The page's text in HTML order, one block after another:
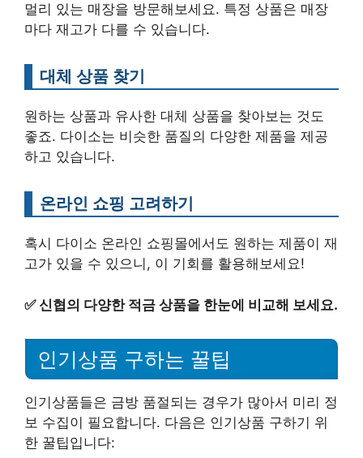
멀리 있는 매장을 방문해보세요. 특정 상품은 매장
마다 재고가 다를 수 있습니다.
대체 상품 찾기
원하는 상품과 유사한 대체 상품을 찾아보는 것도
좋죠. 다이소는 비슷한 품질의 다양한 제품을 제공
하고 있습니다.
온라인 쇼핑 고려하기
혹시 다이소 온라인 쇼핑몰에서도 원하는 제품이 재
고가 있을 수 있으니, 이 기회를 활용해보세요!
✅신협의 다양한 적금 상품을 한눈에 비교해 보세요.
인기상품 구하는 꿀팁
인기상품들은 금방 품절되는 경우가 많아서 미리 정
보 수집이 필요합니다. 다음은 인기상품 구하기 위
한 꿀팁입니다: